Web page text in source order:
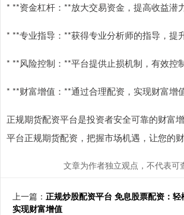
* **资金杠杆：**放大交易资金，提高收益潜力
* **专业指导：**获得专业分析师的指导，提
* **风险控制：**平台提供止损机制，有效控
* **财富增值：**通过合理配资，实现财富增
正规期货配资平台是投资者安全可靠的财富
平台正规期货配资，把握市场机遇，让您的
文章为作者独立观点，不代表可
上一篇： 正规炒股配资平台 免息股票配资：轻
实现财富增值